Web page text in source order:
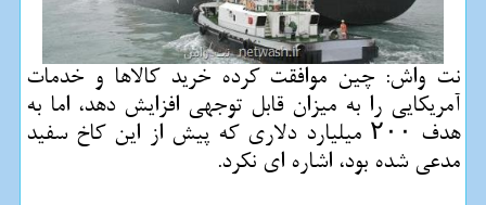
نت واش: چین موافقت كرده خرید كالاها و خدمات
آمریكایی را به میزان قابل توجهی افزایش دهد، اما به
هدف ۲۰۰ میلیارد دلاری كه پیش از این كاخ سفید
مدعی شده بود، اشاره ای نكرد.